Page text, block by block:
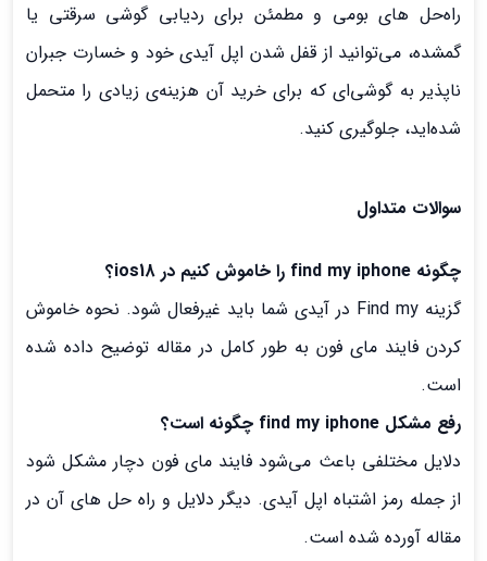
راه‌حل های بومی و مطمئن برای ردیابی گوشی سرقتی یا
گمشده، می‌توانید از قفل شدن اپل آیدی خود و خسارت جبران
ناپذیر به گوشی‌ای که برای خرید آن هزینه‌ی زیادی را متحمل
شده‌اید، جلوگیری کنید.
سوالات متداول
چگونه find my iphone را خاموش کنیم در ios18؟
گزینه Find my در آیدی شما باید غیرفعال شود. نحوه خاموش
کردن فایند مای فون به طور کامل در مقاله توضیح داده شده
است.
رفع مشکل find my iphone چگونه است؟
دلایل مختلفی باعث می‌شود فایند مای فون دچار مشکل شود
از جمله رمز اشتباه اپل آیدی. دیگر دلایل و راه حل های آن در
مقاله آورده شده است.